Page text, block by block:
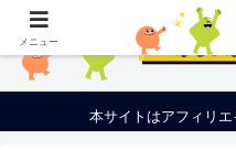
本サイトはアフィリ
メニュー